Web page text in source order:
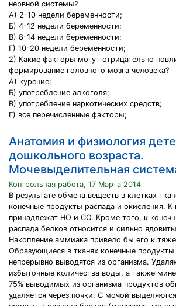
нервной системы?
А) 2-10 недели беременности;
Б) 4-12 недели беременности;
В) 8-14 недели беременности;
Г) 10-20 недели беременности;
2) Какие факторы могут отрицательно
формирование головного мозга человека?
А) курение;
Б) употребление алкоголя;
В) употребление наркотических средств;
Г) все перечисленные факторы;
Анатомия и физиология
дошкольного возраста.
Мочевыделительная
Контрольная работа, 17 Марта 2014
В результате обмена веществ в клетках
конечные продукты распада и окисления. К
принадлежат НО и СО. Кроме того, к
распада белков относится и сильно
Накопление аммиака привело бы его к
Образующиеся в тканях конечные
непрерывно выводятся из организма.
избыточные количества воды, а также
75% выводимых из организма продуктов
удаляется через почки. С мочой